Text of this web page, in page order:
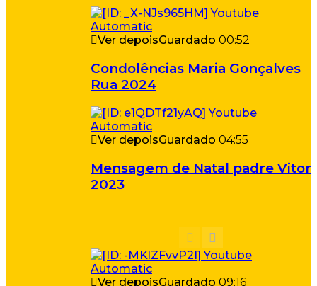
Ver depoisGuardado 00:52
Condolências Maria Gonçalves
Rua 2024
Ver depoisGuardado 04:55
Mensagem de Natal padre Vitor
2023
Ver depoisGuardado 09:16